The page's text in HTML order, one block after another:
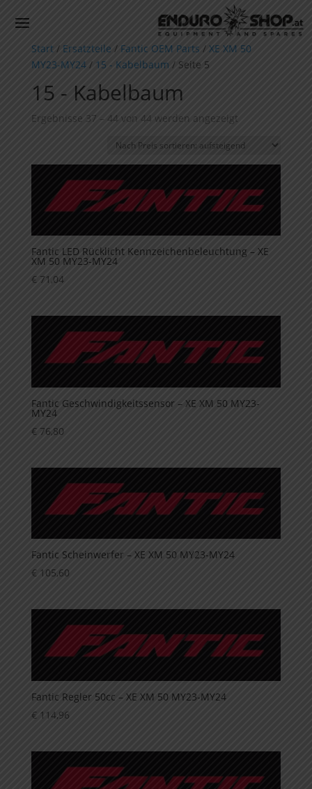
Start/ Ersatzteile / Fantic OEM Parts / XE XM 50
MY23-MY24/ 15 - Kabelbaum / Seite 5
15 - Kabelbaum
Ergebnisse 37 – 44 von 44 werden angezeigtNach
sortiert:
aufsteigend
Fantic LED Rücklicht Kennzeichenbeleuchtung – XE
XM 50 MY23-MY24
€ 71,04
Fantic Geschwindigkeitssensor – XE XM 50 MY23-
MY24
€76,80
Fantic Scheinwerfer – XE XM 50 MY23-MY24
€ 105,60
Fantic Regler 50cc – XE XM 50 MY23-MY24
€114,96